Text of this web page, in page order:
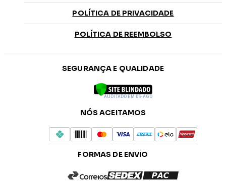
POLÍTICA DE PRIVACIDADE
POLÍTICA DE REEMBOLSO
SEGURANÇA E QUALIDADE
AUDITADO EM 06-AGO
NÓS ACEITAMOS
FORMAS DE ENVIO